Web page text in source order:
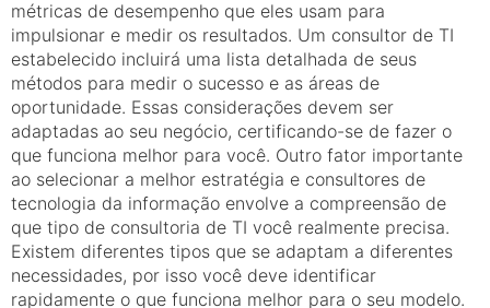
métricas de desempenho que eles usam para
impulsionar e medir os resultados. Um consultor de TI
estabelecido incluirá uma lista detalhada de seus
métodos para medir o sucesso e as áreas de
oportunidade. Essas considerações devem ser
adaptadas ao seu negócio, certificando-se de fazer o
que funciona melhor para você. Outro fator importante
ao selecionar a melhor estratégia e consultores de
tecnologia da informação envolve a compreensão de
que tipo de consultoria de TI você realmente precisa.
Existem diferentes tipos que se adaptam a diferentes
necessidades, por isso você deve identificar
rapidamente o que funciona melhor para o seu modelo.